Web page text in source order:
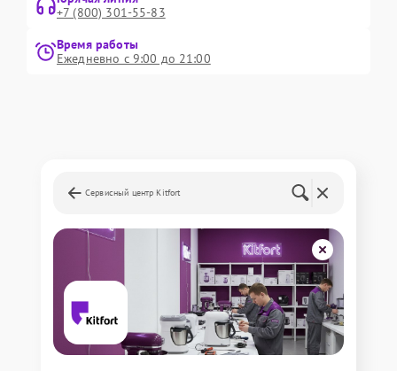
+7 (800) 301-55-83
Время работы
Ежедневно с 9:00 до 21:00
Сервисный центр Kitfort